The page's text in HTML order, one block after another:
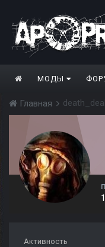
МОДЫ
Главная
Активность